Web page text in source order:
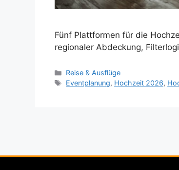
Fünf Plattformen für die
regionaler Abdeckung,
Kategorien
Reise & Ausflüge
Schlagwörter
Eventplanung, Hochzeit 2026,